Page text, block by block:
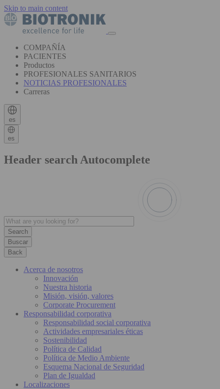
Skip to main content
COMPAÑÍA
PACIENTES
Productos
PROFESIONALES SANITARIOS
NOTICIAS PROFESIONALES
Carreras
es
es
Header search Autocomplete
Buscar
Back
Acerca de nosotros
Innovación
Nuestra historia
Misión, visión, valores
Corporate Procurement
Responsabilidad corporativa
Responsabilidad social corporativa
Actividades empresariales éticas
Sostenibilidad
Política de Calidad
Política de Medio Ambiente
Esquema Nacional de Seguridad
Plan de Igualdad
Localizaciones